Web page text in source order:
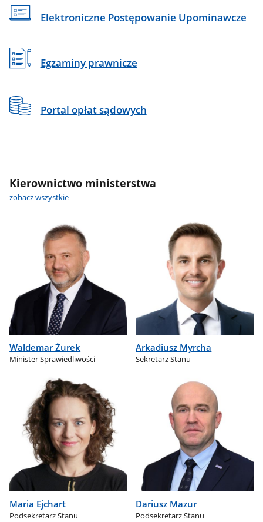
Elektroniczne Postępowanie Upominawcze
Egzaminy prawnicze
Portal opłat sądowych
Kierownictwo ministerstwa
zobacz wszystkie
Waldemar Żurek
Minister Sprawiedliwości
Arkadiusz Myrcha
Sekretarz Stanu
Maria Ejchart
Podsekretarz Stanu
Dariusz Mazur
Podsekretarz Stanu